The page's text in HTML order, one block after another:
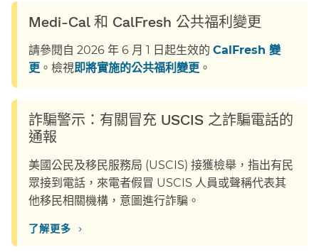
Medi-Cal 和 CalFresh 公共福利變更​​
請參閱自 2026 年 6 月 1 日起生效的 CalFresh 變
更 。檢視 即將實施的公共福利變更 。​​
詐騙警示：有關冒充 USCIS 之詐騙電話的
通報​​
美國公民及移民服務局 (USCIS) 接獲檢舉，指出有民
眾接到電話，來電者假冒 USCIS 人員或聲稱代表其
他移民相關機構，意圖進行詐騙。​​
了解更多​​ ›